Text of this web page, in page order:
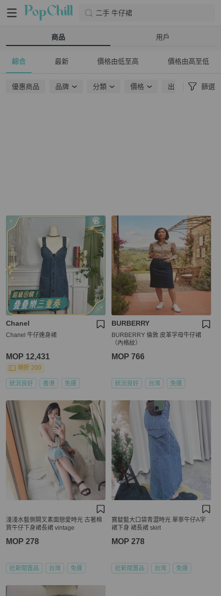
二手 牛仔裙
商品 用戶
綜合 最新 價格由低至高 價格由高至低
優惠商品 品牌 分類 價格 出貨地點 篩選
Chanel
Chanel 牛仔連身裙
MOP 12,431
現折 200
狀況良好 香港 免運
BURBERRY
BURBERRY 倫敦 皮革字母牛仔裙
（內格紋）
MOP 766
狀況良好 台灣 免運
淺淺水藍側開叉素面戀愛時光 古著棉
質牛仔下身裙長裙 vintage
MOP 278
近新閒置品 台灣 免運
寶靛藍大口袋青澀時光 單寧牛仔A字
裙下身 裙長裙 skirt
MOP 278
近新閒置品 台灣 免運